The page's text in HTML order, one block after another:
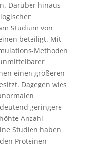
Darüber hinaus
Studium von
beteiligt. Mit
Methoden
einen größeren
Dagegen wies
geringere
Anzahl
Studien haben
Proteinen